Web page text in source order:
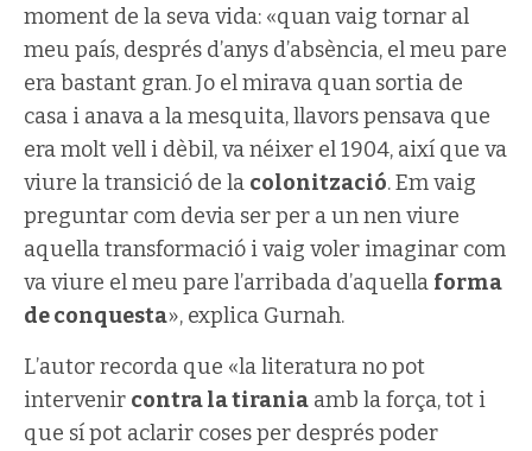
moment de la seva vida: «quan vaig tornar al
meu país, després d’anys d’absència, el meu pare
era bastant gran. Jo el mirava quan sortia de
casa i anava a la mesquita, llavors pensava que
era molt vell i dèbil, va néixer el 1904, així que va
viure la transició de la colonització. Em vaig
preguntar com devia ser per a un nen viure
aquella transformació i vaig voler imaginar com
va viure el meu pare l’arribada d’aquella forma
de conquesta», explica Gurnah.
L’autor recorda que «la literatura no pot
intervenir contra la tirania amb la força, tot i
que sí pot aclarir coses per després poder